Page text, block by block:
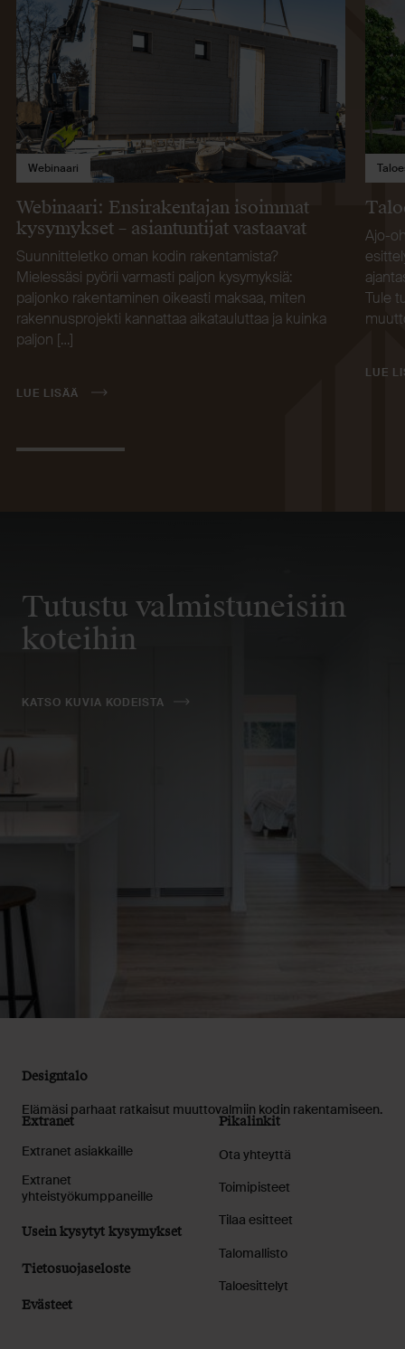
Webinaari
Webinaari: Ensirakentajan isoimmat
kysymykset – asiantuntijat vastaavat
Suunnitteletko oman kodin rakentamista?
Mielessäsi pyörii varmasti paljon kysymyksiä:
paljonko rakentaminen oikeasti maksaa, miten
rakennusprojekti kannattaa aikatauluttaa ja kuinka
paljon […]
LUE LISÄÄ
Ajo-
Tule
LUE
Tutustu valmistuneisiin
koteihin
KATSO KUVIA KODEISTA
Designtalo
Elämäsi parhaat ratkaisut muuttovalmiin kodin rakentamiseen.
Extranet
Extranet asiakkaille
Extranet
yhteistyökumppaneille
Usein kysytyt kysymykset
Tietosuojaseloste
Evästeet
Pikalinkit
Ota yhteyttä
Toimipisteet
Tilaa esitteet
Talomallisto
Taloesittelyt